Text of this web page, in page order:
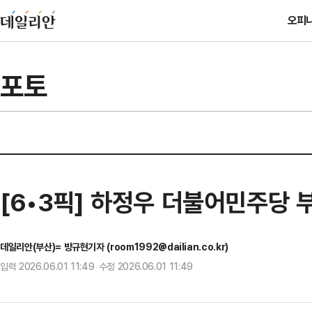
오피
포토
[6•3픽] 하정우 더불어민주당
데일리안(부산)= 방규현기자 (room1992@dailian.co.kr)
입력 2026.06.01 11:49 수정 2026.06.01 11:49